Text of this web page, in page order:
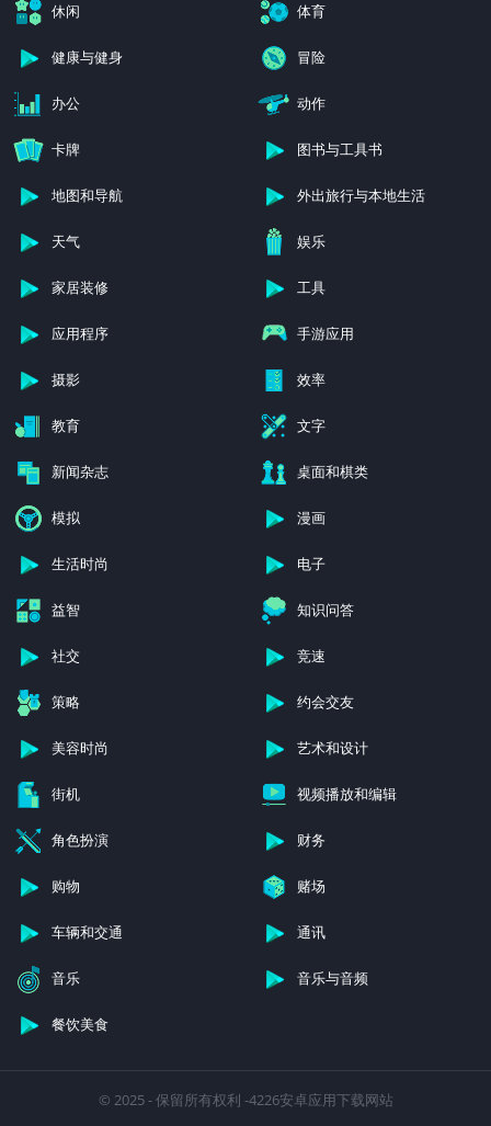
休闲 体育
健康与健身 冒险
办公 动作
卡牌 图书与工具书
地图和导航 外出旅行与本地生活
天气 娱乐
家居装修 工具
应用程序 手游应用
摄影 效率
教育 文字
新闻杂志 桌面和棋类
模拟 漫画
生活时尚 电子
益智 知识问答
社交 竞速
策略 约会交友
美容时尚 艺术和设计
街机 视频播放和编辑
角色扮演 财务
购物 赌场
车辆和交通 通讯
音乐 音乐与音频
餐饮美食
© 2025 - 保留所有权利 -4226安卓应用下载网站